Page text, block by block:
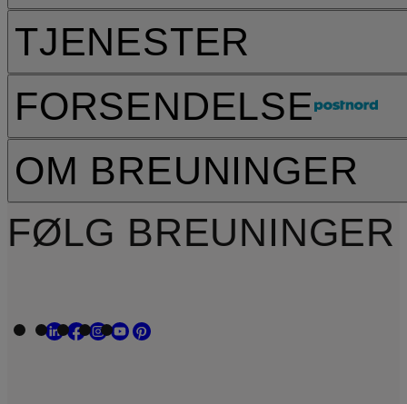
TJENESTER
FORSENDELSE
OM BREUNINGER
FØLG BREUNINGER